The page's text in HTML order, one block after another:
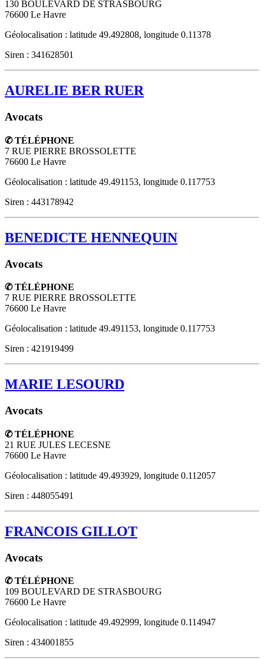
130 BOULEVARD DE STRASBOURG
76600 Le Havre
Géolocalisation : latitude 49.492808, longitude 0.11378
Siren : 341628501
AURELIE BER RUER
Avocats
✆ TÉLÉPHONE
7 RUE PIERRE BROSSOLETTE
76600 Le Havre
Géolocalisation : latitude 49.491153, longitude 0.117753
Siren : 443178942
BENEDICTE HENNEQUIN
Avocats
✆ TÉLÉPHONE
7 RUE PIERRE BROSSOLETTE
76600 Le Havre
Géolocalisation : latitude 49.491153, longitude 0.117753
Siren : 421919499
MARIE LESOURD
Avocats
✆ TÉLÉPHONE
21 RUE JULES LECESNE
76600 Le Havre
Géolocalisation : latitude 49.493929, longitude 0.112057
Siren : 448055491
FRANCOIS GILLOT
Avocats
✆ TÉLÉPHONE
109 BOULEVARD DE STRASBOURG
76600 Le Havre
Géolocalisation : latitude 49.492999, longitude 0.114947
Siren : 434001855